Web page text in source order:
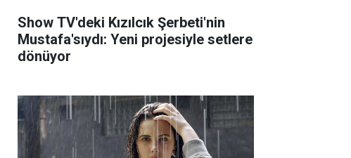
Show TV'deki Kızılcık Şerbeti'nin
Mustafa'sıydı: Yeni projesiyle setlere
dönüyor